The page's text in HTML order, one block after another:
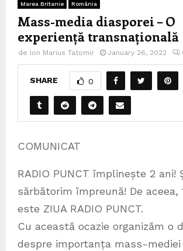
Marea Britanie România
Mass-media diasporei – O
experiență transnațională
de Ion Marius Tatomir January 26, 2022
SHARE 0
COMUNICAT
RADIO PUNCT împlinește 2 ani!
sărbătorim împreună! De aceea,
este ZIUA RADIO PUNCT.
Cu această ocazie organizăm o
despre importanța mass-